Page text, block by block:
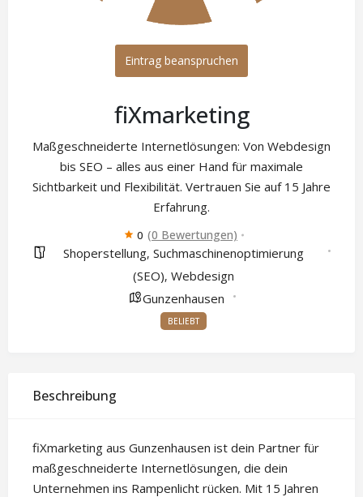
Eintrag beanspruchen
fiXmarketing
Maßgeschneiderte Internetlösungen: Von Webdesign
bis SEO – alles aus einer Hand für maximale
Sichtbarkeit und Flexibilität. Vertrauen Sie auf 15 Jahre
Erfahrung.
0 (0 Bewertungen)
Shoperstellung, Suchmaschinenoptimierung
(SEO), Webdesign
Gunzenhausen
BELIEBT
Beschreibung
fiXmarketing aus Gunzenhausen ist dein Partner für
maßgeschneiderte Internetlösungen, die dein
Unternehmen ins Rampenlicht rücken. Mit 15 Jahren